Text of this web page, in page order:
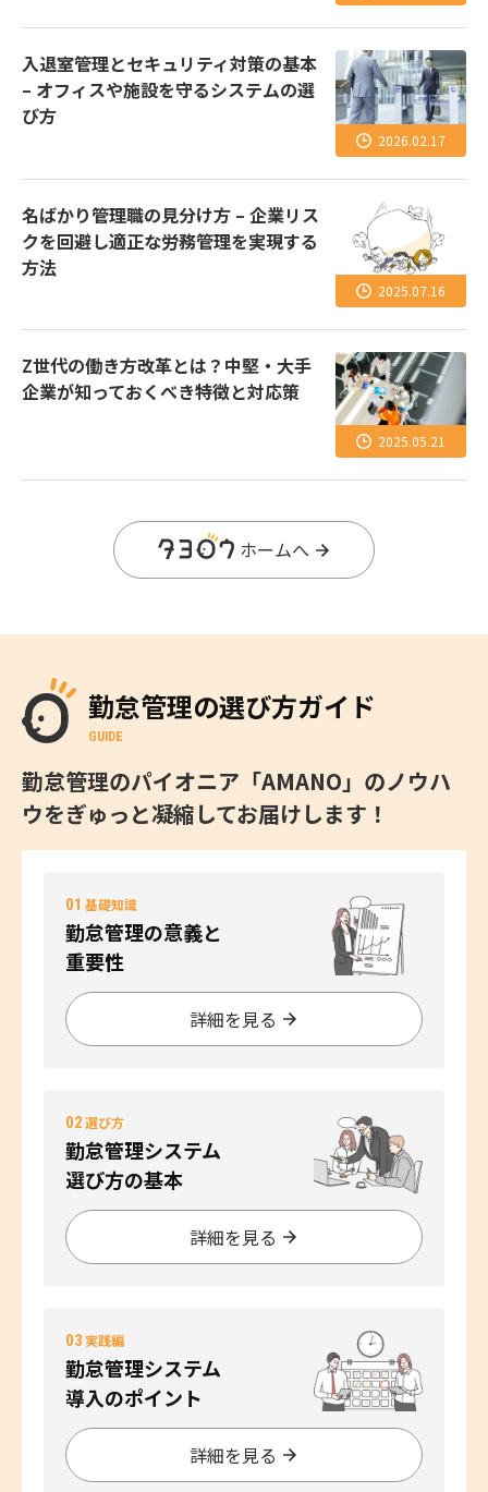
入退室管理とセキュリティ対策の基本
– オフィスや施設を守るシステムの選
び方
2026.02.17
名ばかり管理職の見分け方 – 企業リス
クを回避し適正な労務管理を実現する
方法
2025.07.16
Z世代の働き方改革とは？中堅・大手
企業が知っておくべき特徴と対応策
2025.05.21
ホームへ
勤怠管理の選び方ガイド
GUIDE
勤怠管理のパイオニア「AMANO」のノウハ
ウをぎゅっと凝縮してお届けします！
01 基礎知識
勤怠管理の意義と
重要性
詳細を見る
02選び方
勤怠管理システム
選び方の基本
詳細を見る
03実践編
勤怠管理システム
導入のポイント
詳細を見る